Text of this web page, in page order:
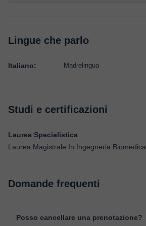
Lingue che parlo
Italiano: Madrelingua
Studi e certificazioni
Laurea Specialistica
Laurea Magistrale In Ingegneria Biomedica
Domande frequenti
Posso cancellare una prenotazione?